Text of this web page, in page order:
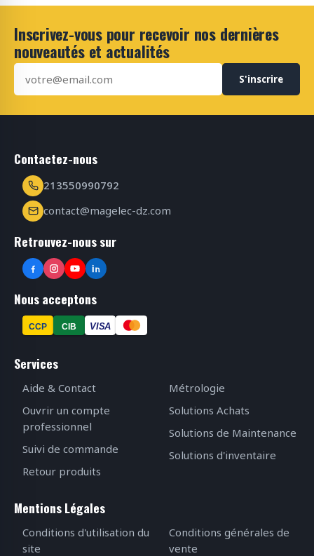
Inscrivez-vous pour recevoir nos dernières
nouveautés et actualités
S'inscrire
Contactez-nous
213550990792
contact@magelec-dz.com
Retrouvez-nous sur
Nous acceptons
CCP CIB VISA
Services
Aide & Contact
Ouvrir un compte
professionnel
Suivi de commande
Retour produits
Métrologie
Solutions Achats
Solutions de Maintenance
Solutions d'inventaire
Mentions Légales
Conditions d'utilisation du
site
Conditions générales de
vente